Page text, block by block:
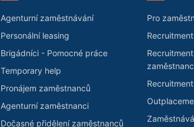
Agenturní zaměstnávání
Personální leasing
Brigádníci - Pomocné práce
Temporary help
Pronájem zaměstnanců
Agenturní zaměstnanci
Dočasné přidělení zaměstnanců
Pro
Recruitment